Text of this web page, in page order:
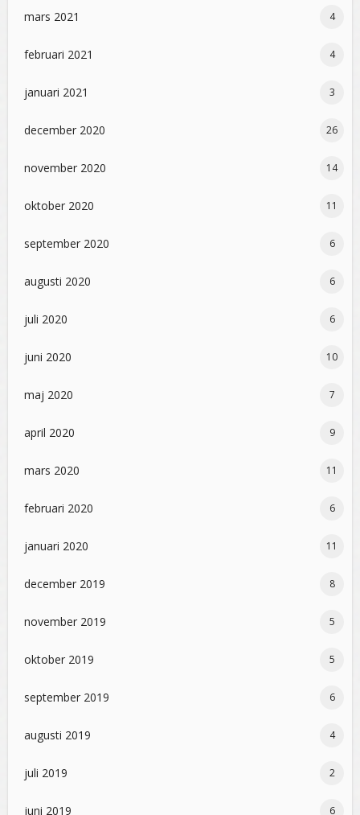
mars 2021 4
februari 2021 4
januari 2021 3
december 2020 26
november 2020 14
oktober 2020 11
september 2020 6
augusti 2020 6
juli 2020 6
juni 2020 10
maj 2020 7
april 2020 9
mars 2020 11
februari 2020 6
januari 2020 11
december 2019 8
november 2019 5
oktober 2019 5
september 2019 6
augusti 2019 4
juli 2019 2
juni 2019 6